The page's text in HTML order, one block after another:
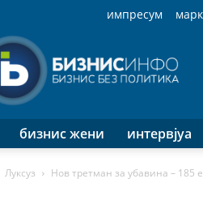
импресум
Инфо
бизнис жени интервјуа
Луксуз Нов третман за убавина – 185